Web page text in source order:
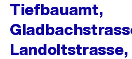
Tiefbauamt,
Landoltstrasse,